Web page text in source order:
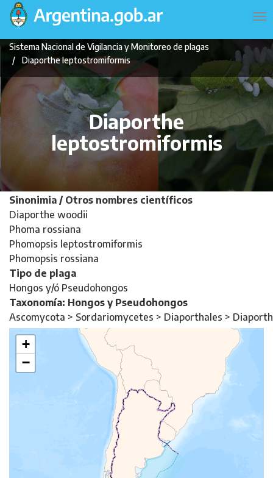
Pasar
contenido
principal
Navegación
principal
Sistema Nacional de Vigilancia y Monitoreo de plagas
Diaporthe leptostromiformis
Diaporthe
leptostromiformis
Sinonimia / Otros nombres científicos
Diaporthe woodii
Phoma rossiana
Phomopsis leptostromiformis
Phomopsis rossiana
Tipo de plaga
Hongos y/ó Pseudohongos
Taxonomía: Hongos y Pseudohongos
Ascomycota > Sordariomycetes > Diaporthales >
+
−